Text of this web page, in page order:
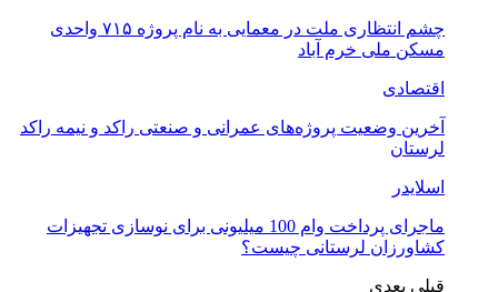
چشم انتظاری ملت در معمایی به نام پروژه ۷۱۵ واحدی
مسکن ملی خرم آباد
اقتصادی
آخرین وضعیت پروژه‌های عمرانی و صنعتی راکد و نیمه راکد
لرستان
اسلایدر
ماجرای پرداخت وام 100 میلیونی برای نوسازی تجهیزات
کشاورزان لرستانی چیست؟
قبلی بعدی